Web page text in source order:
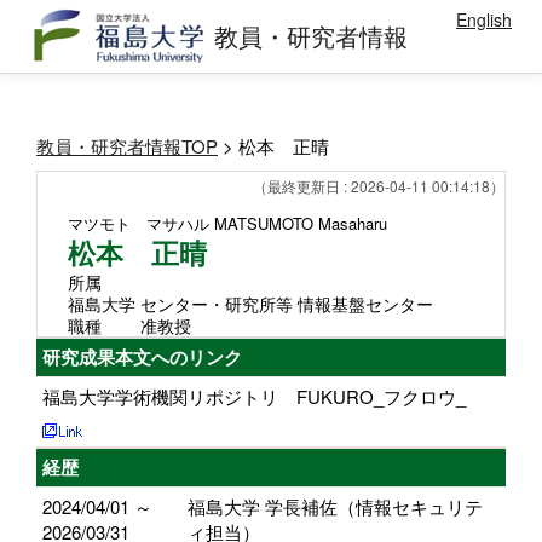
教員・研究者情報 English
教員・研究者情報TOP > 松本 正晴
（最終更新日 : 2026-04-11 00:14:18）
マツモト マサハル MATSUMOTO Masaharu
松本 正晴
所属
福島大学 センター・研究所等 情報基盤センター
職種
准教授
研究成果本文へのリンク
福島大学学術機関リポジトリ FUKURO_フクロウ_
経歴
2024/04/01 ～
2026/03/31
福島大学 学長補佐（情報セキュリテ
ィ担当）